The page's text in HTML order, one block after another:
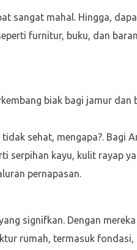
sangat mahal. Hingga,
furnitur, buku, dan
biak bagi jamur dan
sehat, mengapa?. Bagi
serpihan kayu, kulit rayap
pernapasan.
signifkan. Dengan
rumah, termasuk